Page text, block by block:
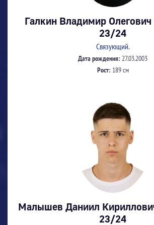
Галкин Владимир
23/24
Связующий.
Дата рождения: 27.03.2003
Рост: 189 см
Малышев Даниил
23/24